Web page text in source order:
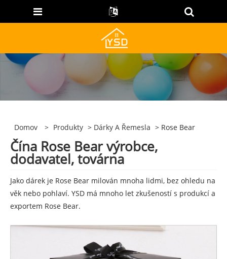
Domov > Produkty > Dárky A Řemesla > Rose Bear
Čína Rose Bear výrobce,
dodavatel, továrna
Jako dárek je Rose Bear milován mnoha lidmi, bez ohledu na
věk nebo pohlaví. YSD má mnoho let zkušeností s produkcí a
exportem Rose Bear.